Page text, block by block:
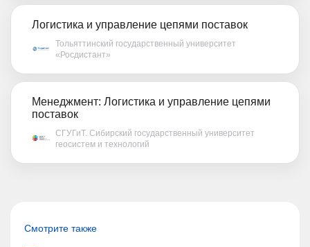
Логистика и управление цепями поставок
Тольяттинский государственный университет
«Росдистант»
Менеджмент: Логистика и управление цепями
поставок
СГУГиТ. Сибирский государственный университет
геосистем и технологий
Смотрите также